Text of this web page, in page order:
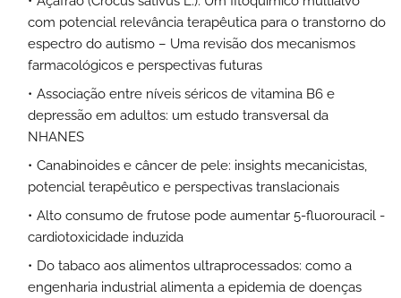
com potencial relevância terapêutica para o transtorno do
espectro do autismo – Uma revisão dos mecanismos
farmacológicos e perspectivas futuras
Associação entre níveis séricos de vitamina B6 e
depressão em adultos: um estudo transversal da
NHANES
Canabinoides e câncer de pele: insights mecanicistas,
potencial terapêutico e perspectivas translacionais
Alto consumo de frutose pode aumentar 5-fluorouracil -
cardiotoxicidade induzida
Do tabaco aos alimentos ultraprocessados: como a
engenharia industrial alimenta a epidemia de doenças